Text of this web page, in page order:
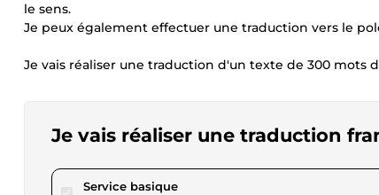
le sens.
Je peux également effectuer une traduction vers le
Je vais réaliser une traduction d'un texte de 300 mots
Je vais réaliser une traduction
Service basiquepour 17,34 $US